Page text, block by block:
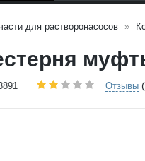
для растворонасосов
Отзывы